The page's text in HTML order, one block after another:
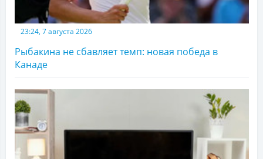
23:24, 7 августа 2026
Рыбакина не сбавляет темп: новая победа в
Канаде